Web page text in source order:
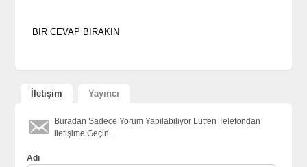
İletişim Yayıncı
Buradan Sadece Yorum Yapılabiliyor Lütfen Telefondan
iletişime Geçin.
Adı